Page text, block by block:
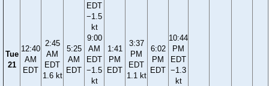
Tue
21
12:40
AM
EDT
2:45
AM
EDT
1.6 kt
5:25
AM
EDT
EDT
−1.5
kt
9:00
AM
EDT
−1.5
kt
1:41
PM
EDT
3:37
PM
EDT
1.1 kt
6:02
PM
EDT
10:44
PM
EDT
−1.3
kt